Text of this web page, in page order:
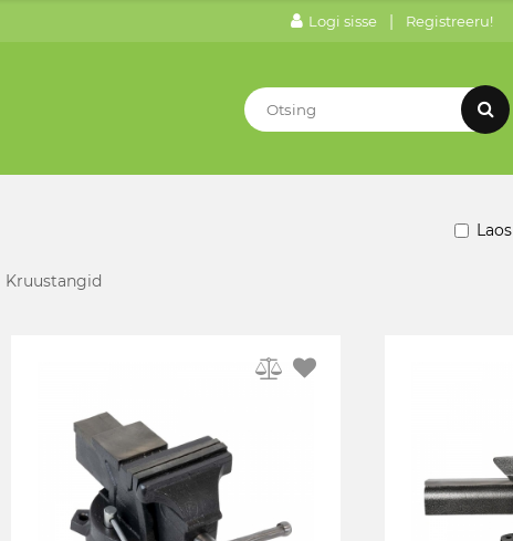
Logi sisse | Registreeru!
Kruustangid
Laos